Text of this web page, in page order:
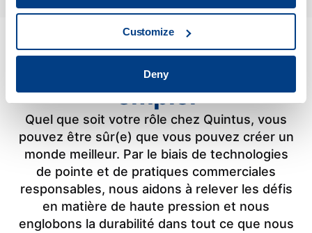
Customize
Deny
Plus que juste un
emploi
Quel que soit votre rôle chez Quintus, vous
pouvez être sûr(e) que vous pouvez créer un
monde meilleur. Par le biais de technologies
de pointe et de pratiques commerciales
responsables, nous aidons à relever les défis
en matière de haute pression et nous
englobons la durabilité dans tout ce que nous